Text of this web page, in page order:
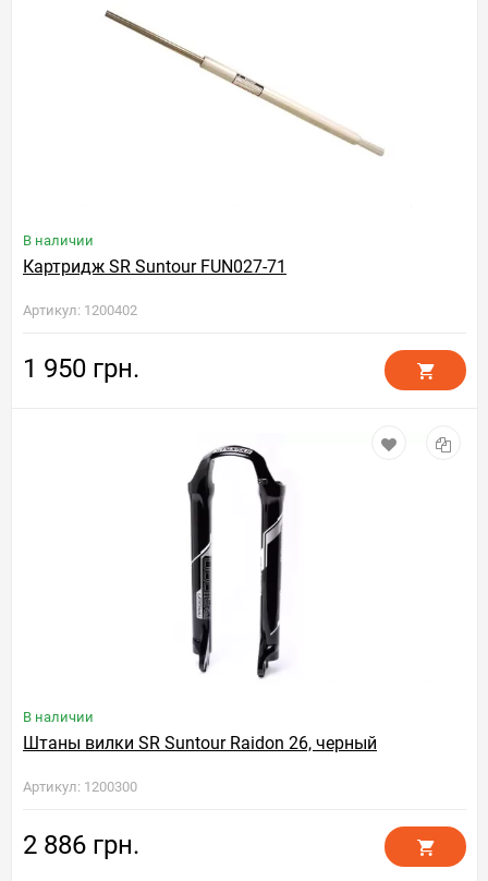
В наличии
Картридж SR Suntour FUN027-71
Артикул: 1200402
1 950 грн.
В наличии
Штаны вилки SR Suntour Raidon 26, черный
Артикул: 1200300
2 886 грн.